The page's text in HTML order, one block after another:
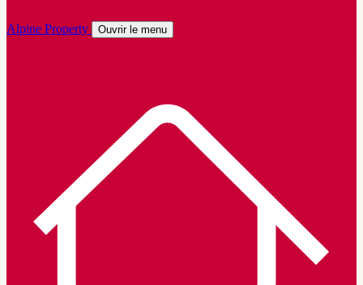
Alpine Property Ouvrir le menu